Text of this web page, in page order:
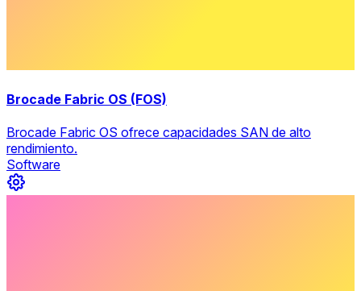
Brocade Fabric OS (FOS)
Brocade Fabric OS ofrece capacidades SAN de alto
rendimiento.
Software